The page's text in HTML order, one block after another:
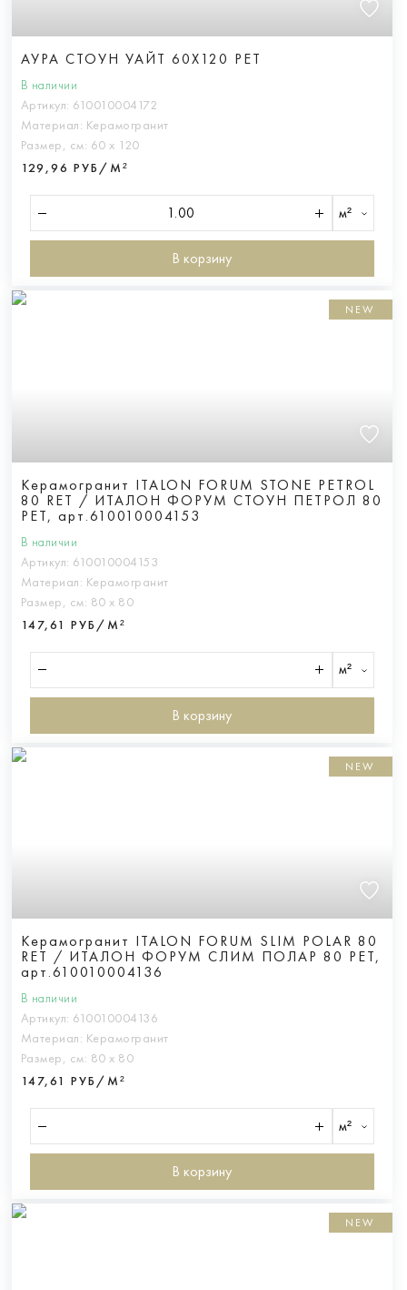
АУРА СТОУН УАЙТ 60X120 РЕТ
В наличии
Артикул: 610010004172
Материал: Керамогранит
Размер, см: 60 х 120
129,96 РУБ/М²
м²
В корзину
NEW
Керамогранит ITALON FORUM STONE PETROL
80 RET / ИТАЛОН ФОРУМ СТОУН ПЕТРОЛ 80
РЕТ, арт.610010004153
В наличии
Артикул: 610010004153
Материал: Керамогранит
Размер, см: 80 х 80
147,61 РУБ/М²
м²
В корзину
NEW
Керамогранит ITALON FORUM SLIM POLAR 80
RET / ИТАЛОН ФОРУМ СЛИМ ПОЛАР 80 РЕТ,
арт.610010004136
В наличии
Артикул: 610010004136
Материал: Керамогранит
Размер, см: 80 х 80
147,61 РУБ/М²
м²
В корзину
NEW